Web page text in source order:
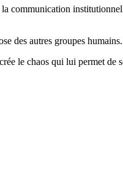
communication
des autres groupes humains.
le chaos qui lui permet de